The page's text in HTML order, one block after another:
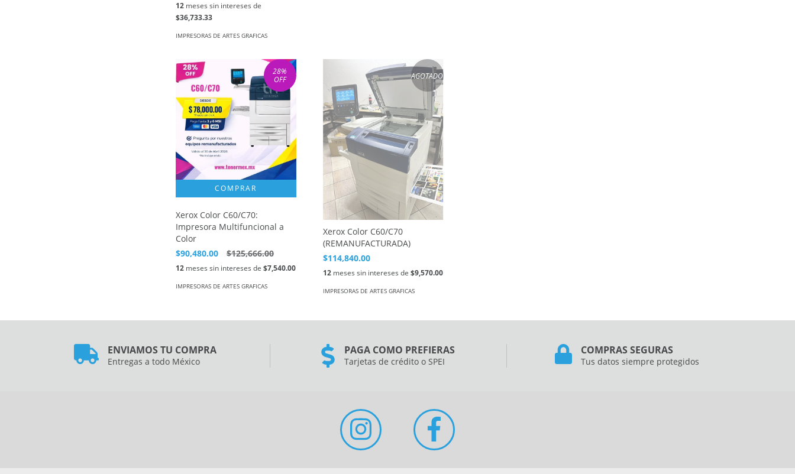
12 meses sin intereses de
$36,733.33
IMPRESORAS DE ARTES GRAFICAS
28%
OFF
Xerox Color C60/C70:
Impresora Multifuncional a
Color
$90,480.00
$125,666.00
12 meses sin intereses de $7,540.00
IMPRESORAS DE ARTES GRAFICAS
AGOTADO
Xerox Color C60/C70
(REMANUFACTURADA)
$114,840.00
12meses sin intereses de $9,570.00
IMPRESORAS DE ARTES GRAFICAS
ENVIAMOS TU COMPRA
Entregas a todo México
PAGA COMO PREFIERAS
Tarjetas de crédito o SPEI
COMPRAS SEGURAS
Tus datos siempre protegidos